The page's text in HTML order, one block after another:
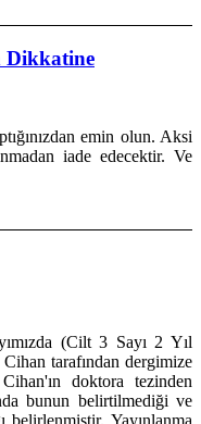
Dikkatine
emin olun. Aksi
iade edecektir. Ve
(Cilt 3 Sayı 2 Yıl
tarafından dergimize
doktora tezinden
bunun belirtilmediği ve
belirlenmiştir. Yayınlanma